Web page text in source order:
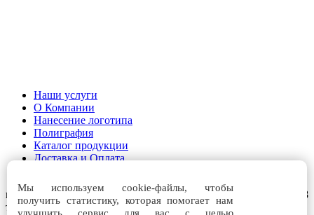
Наши услуги
О Компании
Нанесение логотипа
Полиграфия
Каталог продукции
Доставка и Оплата
Мы используем cookie-файлы, чтобы
получить статистику, которая помогает нам
улучшить сервис для вас с целью
г. Краснодар ул. Алма-Атинская, 57, эт. 1, оф. №2, эт. 3, оф. №8
тел.:+7 (918) 151-35-56,